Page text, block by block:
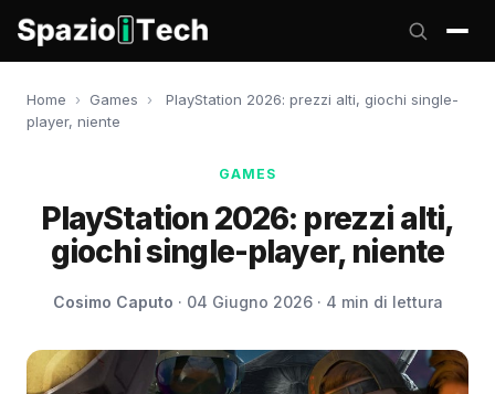
Home › Games ›
PlayStation 2026: prezzi alti, giochi single-
player, niente
GAMES
PlayStation 2026: prezzi alti,
giochi single-player, niente
Cosimo Caputo · 04 Giugno 2026 · 4 min di lettura